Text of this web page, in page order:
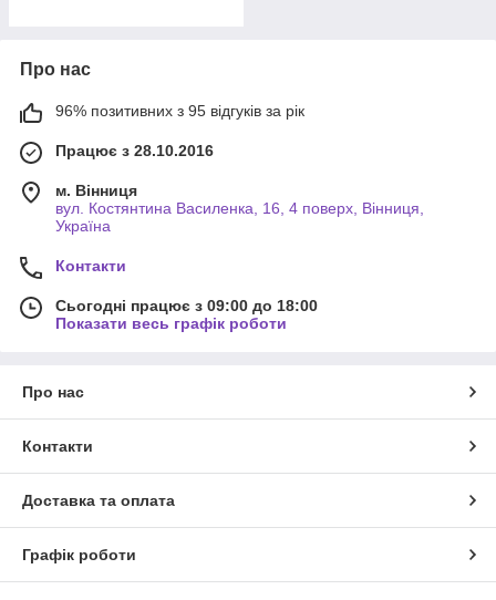
Про нас
96% позитивних з 95 відгуків за рік
Працює з 28.10.2016
м. Вінниця
вул. Костянтина Василенка, 16, 4 поверх, Вінниця,
Україна
Контакти
Сьогодні працює з 09:00 до 18:00
Показати весь графік роботи
Про нас
Контакти
Доставка та оплата
Графік роботи